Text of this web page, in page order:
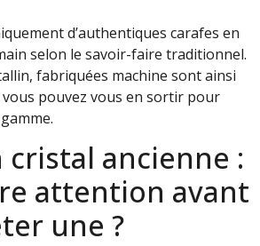
d’authentiques carafes en
selon le savoir-faire traditionnel.
fabriquées machine sont ainsi
vous pouvez vous en sortir pour
cristal ancienne :
attention avant
une ?